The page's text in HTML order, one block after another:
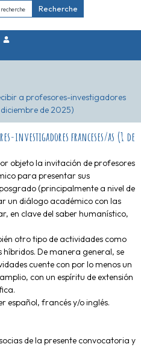
Recherche
a profesores-investigadores
de 2025)
investigadores franceses/as (1 de
objeto la invitación deprofesores
para presentar sus
(principalmente a nivel de
un diálogo académico con las
, en clave del saber humanístico,
otro tipo de actividades como
híbridos. De manera general, se
cuente con por lo menos un
con un espíritu de extensión
español, francés y/o inglés.
de la presente convocatoria y